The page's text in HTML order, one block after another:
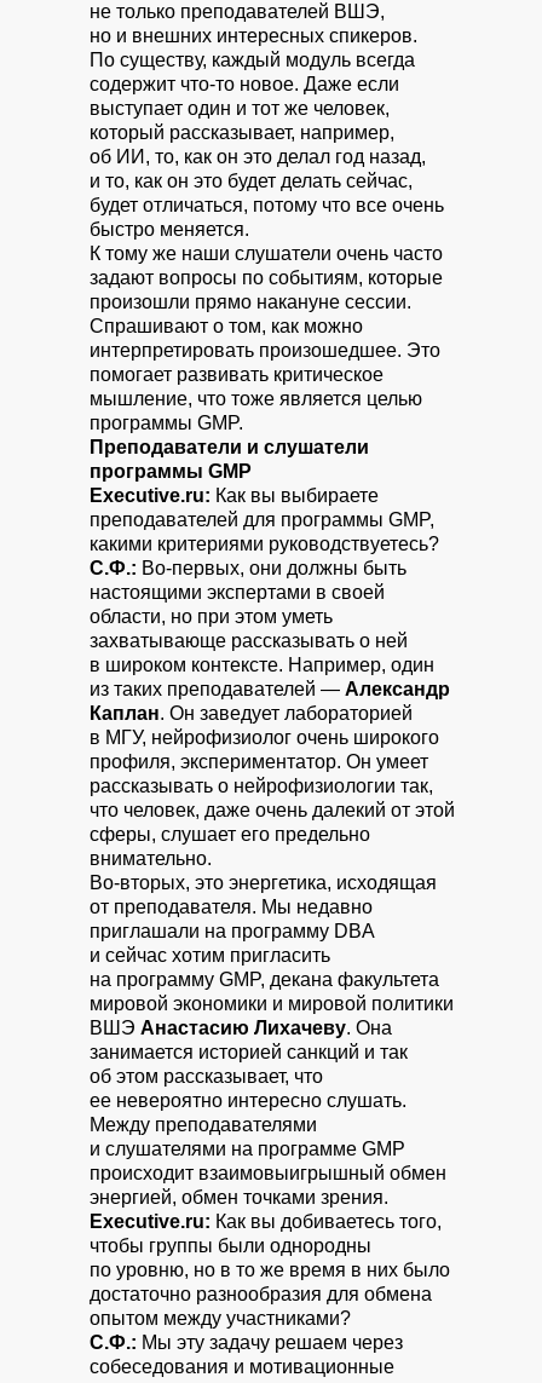
не только преподавателей ВШЭ,
но и внешних интересных спикеров.
По существу, каждый модуль всегда
содержит что-то новое. Даже если
выступает один и тот же человек,
который рассказывает, например,
об ИИ, то, как он это делал год назад,
и то, как он это будет делать сейчас,
будет отличаться, потому что все очень
быстро меняется.
К тому же наши слушатели очень часто
задают вопросы по событиям, которые
произошли прямо накануне сессии.
Спрашивают о том, как можно
интерпретировать произошедшее. Это
помогает развивать критическое
мышление, что тоже является целью
программы GMP.
Преподаватели и слушатели
программы GMP
Executive.ru: Как вы выбираете
преподавателей для программы GMP,
какими критериями руководствуетесь?
С.Ф.: Во-первых, они должны быть
настоящими экспертами в своей
области, но при этом уметь
захватывающе рассказывать о ней
в широком контексте. Например, один
из таких преподавателей — Александр
Каплан. Он заведует лабораторией
в МГУ, нейрофизиолог очень широкого
профиля, экспериментатор. Он умеет
рассказывать о нейрофизиологии так,
что человек, даже очень далекий от этой
сферы, слушает его предельно
внимательно.
Во-вторых, это энергетика, исходящая
от преподавателя. Мы недавно
приглашали на программу DBA
и сейчас хотим пригласить
на программу GMP, декана факультета
мировой экономики и мировой политики
ВШЭ Анастасию Лихачеву. Она
занимается историей санкций и так
об этом рассказывает, что
ее невероятно интересно слушать.
Между преподавателями
и слушателями на программе GMP
происходит взаимовыигрышный обмен
энергией, обмен точками зрения.
Executive.ru: Как вы добиваетесь того,
чтобы группы были однородны
по уровню, но в то же время в них было
достаточно разнообразия для обмена
опытом между участниками?
С.Ф.: Мы эту задачу решаем через
собеседования и мотивационные